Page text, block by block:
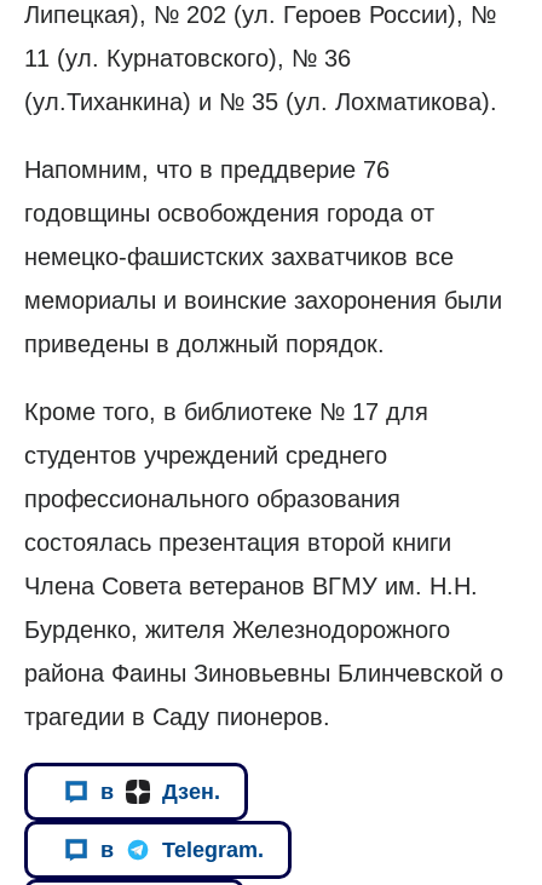
Липецкая), № 202 (ул. Героев России), №
11 (ул. Курнатовского), № 36
(ул.Тиханкина) и № 35 (ул. Лохматикова).
Напомним, что в преддверие 76
годовщины освобождения города от
немецко-фашистских захватчиков все
мемориалы и воинские захоронения были
приведены в должный порядок.
Кроме того, в библиотеке № 17 для
студентов учреждений среднего
профессионального образования
состоялась презентация второй книги
Члена Совета ветеранов ВГМУ им. Н.Н.
Бурденко, жителя Железнодорожного
района Фаины Зиновьевны Блинчевской о
трагедии в Саду пионеров.
в Дзен.
в Telegram.